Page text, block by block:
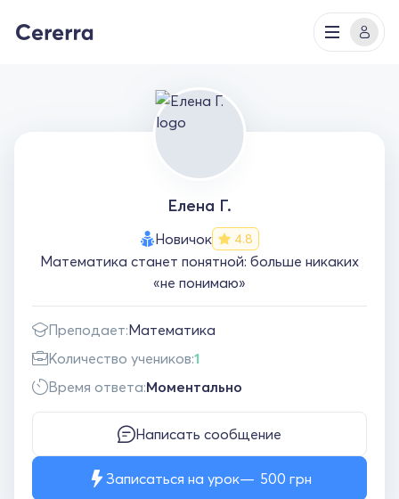
Елена Г.
Новичок 4.8
Математика станет понятной: больше никаких
«не понимаю»
Преподает:Математика
Количество учеников:1
Время ответа:Моментально
Написать сообщение
Записаться на урок 500 грн